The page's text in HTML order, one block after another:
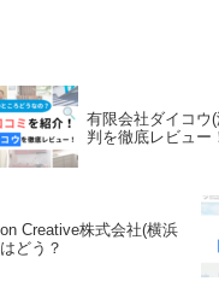
有限会社ダイコウ
判を徹底レビュー
Creative株式会社(横浜
どう？